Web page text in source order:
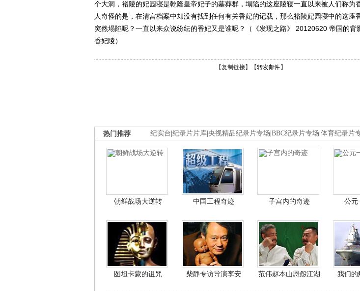
个大洞，裕陵的妃园寝是乾隆皇帝妃子的墓葬群，塌陷的这座陵寝一直以来被人们称为
人奇怪的是，在清宫档案中却没有找到任何有关香妃的记载，那么裕陵妃园寝中的这座
突然塌陷呢？一直以来众说纷纭的香妃又是谁呢？（《发现之路》 20120620 帝国的背
香妃陵）
【复制链接】【转发邮件 】
纪实台 纪录片片库 央视精品纪录片专场 BBC纪录片专场 体育纪录片
热门推荐
朝鲜战场大逆转 中国工程奇迹 子宫内的奇迹 公元
图坦卡蒙的诅咒 柴静专访导演李安 范伟赵本山恩怨江湖 我们的